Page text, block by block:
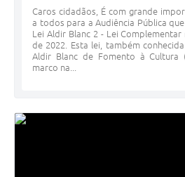
Caros cidadãos, É com grande
a todos para a Audiência Pública
Lei Aldir Blanc 2 - Lei Complementar
de 2022. Esta lei, também
Aldir Blanc de Fomento à Cultura
marco na...